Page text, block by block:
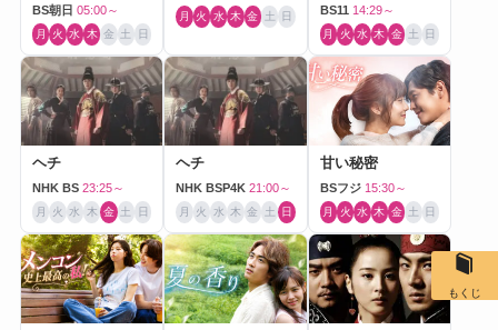
BS朝日 05:00～
月 火 水 木 金 土 日
月 火 水 木 金 土 日 BS11 14:29～
月 火 水 木 金 土 日
ヘチ
NHK BS 23:25～
月 火 水 木 金 土 日
ヘチ
NHK BSP4K 21:00～
月 火 水 木 金 土 日
甘い秘密
BSフジ 15:30～
月 火 水 木 金 土 日
もくじ